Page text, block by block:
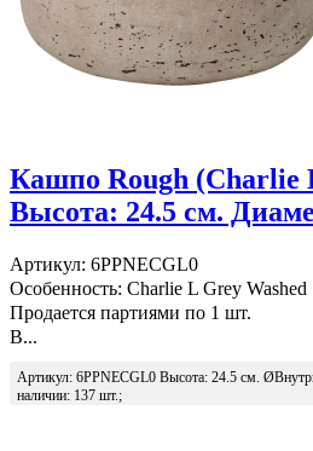
Кашпо Rough (Charlie
Высота: 24.5 см.
Артикул: 6PPNECGL0
Особенность: Charlie L Grey Washed
Продается партиями по 1 шт.
В...
Артикул: 6PPNECGL0 Высота: 24.5 см.
наличии: 137 шт.;